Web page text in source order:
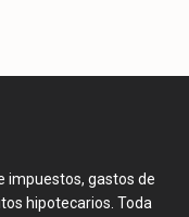
impuestos, gastos de
hipotecarios. Toda